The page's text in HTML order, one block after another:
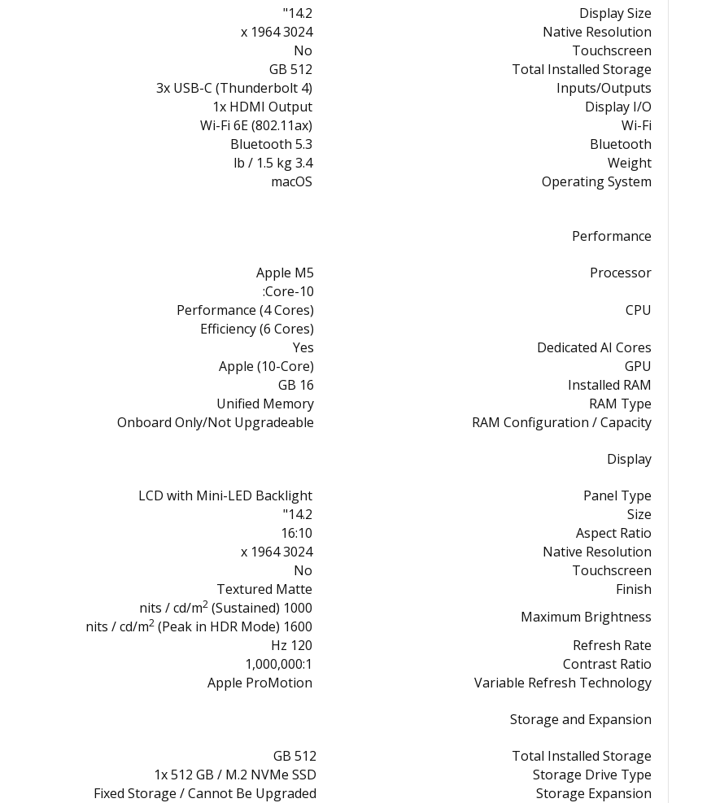
Display Size
14.2"
Native Resolution
3024 x 1964
Touchscreen
No
Total Installed Storage
512 GB
Inputs/Outputs
3x USB-C (Thunderbolt 4)
Display I/O
1x HDMI Output
Wi-Fi
Wi-Fi 6E (802.11ax)
Bluetooth
Bluetooth 5.3
Weight
3.4 lb / 1.5 kg
Operating System
macOS
Performance
Processor
Apple M5
CPU
10-Core:
Performance (4 Cores)
Efficiency (6 Cores)
Dedicated AI Cores
Yes
GPU
Apple (10-Core)
Installed RAM
16 GB
RAM Type
Unified Memory
RAM Configuration / Capacity
Onboard Only/Not Upgradeable
Display
Panel Type
LCD with Mini-LED Backlight
Size
14.2"
Aspect Ratio
16:10
Native Resolution
3024 x 1964
Touchscreen
No
Finish
Textured Matte
Maximum Brightness
1000 nits / cd/m
2 (Sustained)
1600 nits / cd/m
2 (Peak in HDR Mode)
Refresh Rate
120 Hz
Contrast Ratio
1,000,000:1
Variable Refresh Technology
Apple ProMotion
Storage and Expansion
Total Installed Storage
512 GB
Storage Drive Type
1x 512 GB / M.2 NVMe SSD
Storage Expansion
Fixed Storage / Cannot Be Upgraded